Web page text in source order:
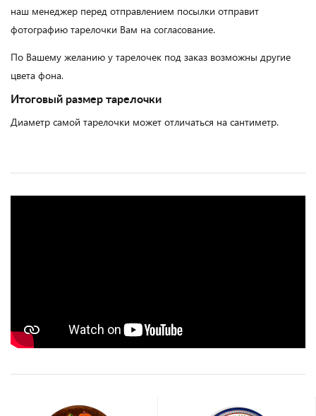
наш менеджер перед отправлением посылки отправит
фотографию тарелочки Вам на согласование.
По Вашему желанию у тарелочек под заказ возможны другие
цвета фона.
Итоговый размер тарелочки
Диаметр самой тарелочки может отличаться на сантиметр.